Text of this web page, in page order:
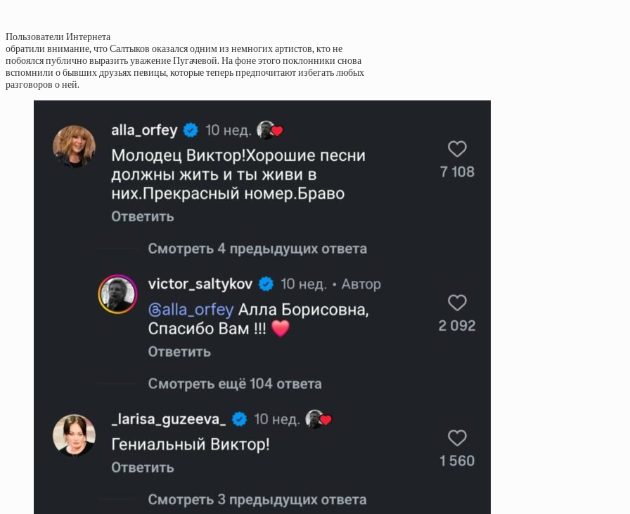
Пользователи Интернета
обратили внимание, что Салтыков оказался одним из немногих артистов, кто не
побоялся публично выразить уважение Пугачевой. На фоне этого поклонники снова
вспомнили о бывших друзьях певицы, которые теперь предпочитают избегать любых
разговоров о ней.